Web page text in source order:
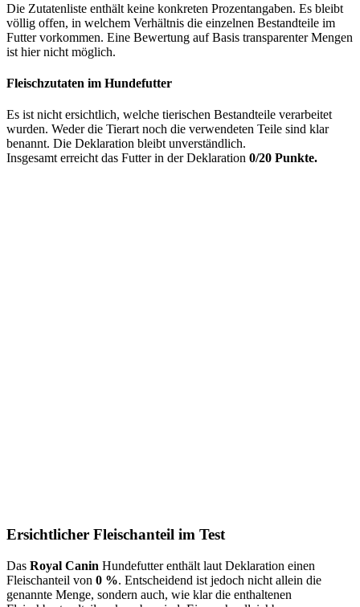
Die Zutatenliste enthält keine konkreten Prozentangaben. Es bleibt
völlig offen, in welchem Verhältnis die einzelnen Bestandteile im
Futter vorkommen. Eine Bewertung auf Basis transparenter Mengen
ist hier nicht möglich.
Fleischzutaten im Hundefutter
Es ist nicht ersichtlich, welche tierischen Bestandteile verarbeitet
wurden. Weder die Tierart noch die verwendeten Teile sind klar
benannt. Die Deklaration bleibt unverständlich.
Insgesamt erreicht das Futter in der Deklaration 0/20 Punkte.
Ersichtlicher Fleischanteil im Test
Das Royal Canin Hundefutter enthält laut Deklaration einen
Fleischanteil von 0 %. Entscheidend ist jedoch nicht allein die
genannte Menge, sondern auch, wie klar die enthaltenen